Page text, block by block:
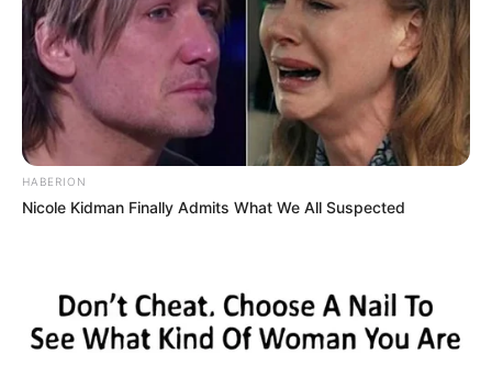
HABERION
Nicole Kidman Finally Admits What We All Suspected